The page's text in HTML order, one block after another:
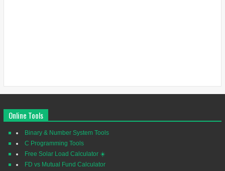
Online Tools
Binary & Number System Tools
C Programming Tools
Free Solar Load Calculator ☀️
FD vs Mutual Fund Calculator